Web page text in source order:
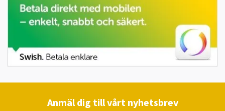
Anmäl dig till vårt nyhetsbrev